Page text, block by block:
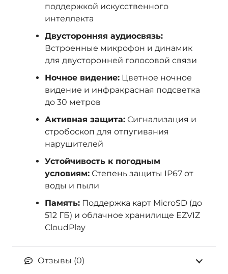
поддержкой искусственного
интеллекта
Двусторонняя аудиосвязь:
Встроенные микрофон и динамик
для двусторонней голосовой связи
Ночное видение: Цветное ночное
видение и инфракрасная подсветка
до 30 метров
Активная защита: Сигнализация и
стробоскоп для отпугивания
нарушителей
Устойчивость к погодным
условиям: Степень защиты IP67 от
воды и пыли
Память: Поддержка карт MicroSD (до
512 ГБ) и облачное хранилище EZVIZ
CloudPlay
Отзывы (0)